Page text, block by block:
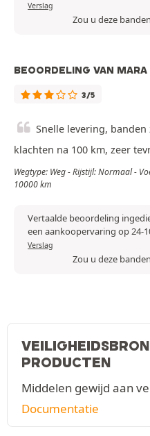
Verslag
Zou u deze
BEOORDELING VAN MARA
3/5
Snelle levering, banden
klachten na 100 km, zeer
Wegtype: Weg - Rijstijl: Normaal -
10000 km
Vertaalde beoordeling
een aankoopervaring op 24-
Verslag
Zou u deze
PRODUCTEN
Middelen gewijd aan
Documentatie